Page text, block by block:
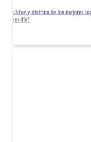
¡Vive y disfruta de los mejores
un día!